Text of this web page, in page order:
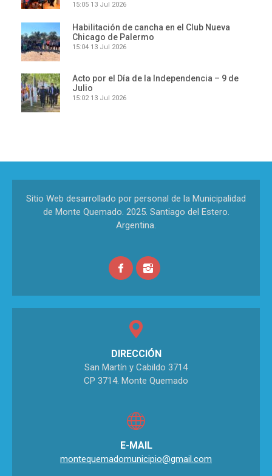
15:05 13 Jul 2026
Habilitación de cancha en el Club Nueva
Chicago de Palermo
15:04 13 Jul 2026
Acto por el Día de la Independencia – 9 de
Julio
15:02 13 Jul 2026
Sitio Web desarrollado por personal de la Municipalidad
de Monte Quemado. 2025. Santiago del Estero.
Argentina.
DIRECCIÓN
San Martín y Cabildo 3714
CP 3714. Monte Quemado
E-MAIL
montequemadomunicipio@gmail.com